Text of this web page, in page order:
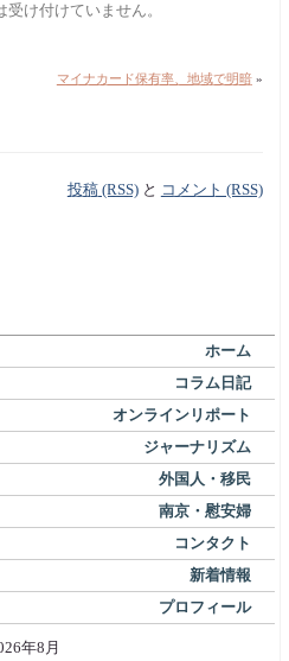
け付けていません。
マイナカード保有率、地域で明暗»
投稿 (RSS)と コメント (RSS)
ホーム
コラム日記
オンラインリポート
ジャーナリズム
外国人・移民
南京・慰安婦
コンタクト
新着情報
プロフィール
年8月